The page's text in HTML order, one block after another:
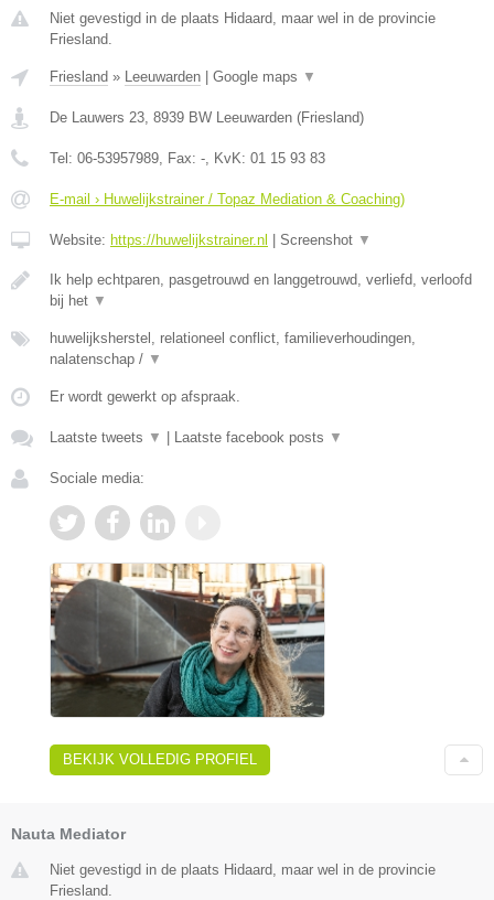
Niet gevestigd in de plaats Hidaard, maar wel in de provincie
Friesland.
Friesland » Leeuwarden Google maps ▼
De Lauwers 23, 8939 BW Leeuwarden (Friesland)
Tel: 06-53957989, Fax: -, KvK: 01 15 93 83
E-mail › Huwelijkstrainer / Topaz Mediation & Coaching)
Website: https://huwelijkstrainer.nl Screenshot ▼
Ik help echtparen, pasgetrouwd en langgetrouwd, verliefd, verloofd
bij het ▼
huwelijksherstel, relationeel conflict, familieverhoudingen,
nalatenschap / ▼
Er wordt gewerkt op afspraak.
Laatste tweets ▼ Laatste facebook posts ▼
Sociale media:
BEKIJK VOLLEDIG PROFIEL
Nauta Mediator
Niet gevestigd in de plaats Hidaard, maar wel in de provincie
Friesland.